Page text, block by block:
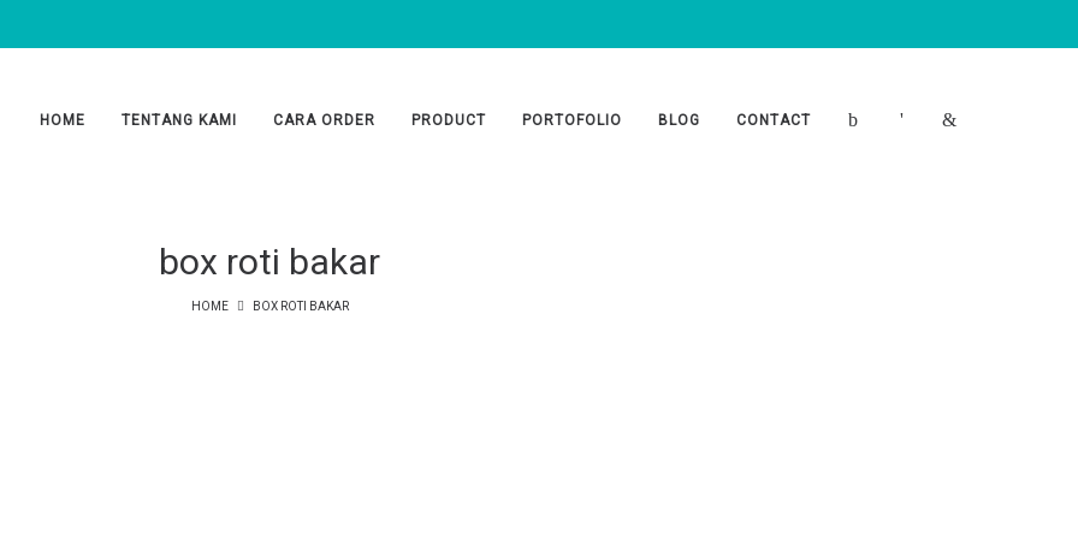
HOME TENTANG KAMI CARA ORDER PRODUCT PORTOFOLIO BLOG CONTACT
box roti bakar
HOME BOX ROTI BAKAR